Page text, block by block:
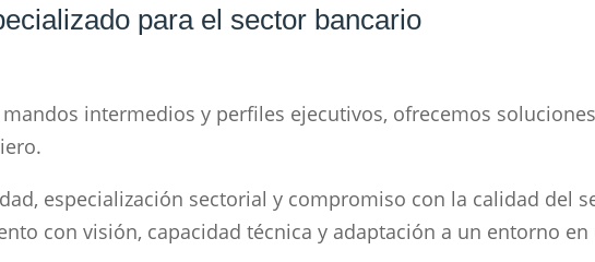
para el sector bancario
intermedios y perfiles ejecutivos, ofrecemos
especialización sectorial y compromiso con la calidad del
con visión, capacidad técnica y adaptación a un entorno